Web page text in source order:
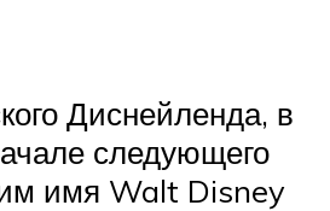
Диснейленда, в
следующего
имя Walt Disney